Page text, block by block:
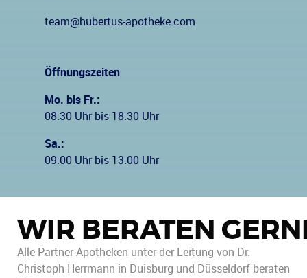
team@hubertus-apotheke.com
Öffnungszeiten
Mo. bis Fr.:
08:30 Uhr bis 18:30 Uhr
Sa.:
09:00 Uhr bis 13:00 Uhr
WIR BERATEN
Alle Partner-Apotheken unter der Leitung von Dr.
Christoph Herrmann in Duisburg und Düsseldorf beraten